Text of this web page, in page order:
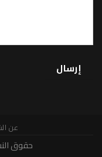
المدونة
حقوق النشر محفوظة 2026 ©